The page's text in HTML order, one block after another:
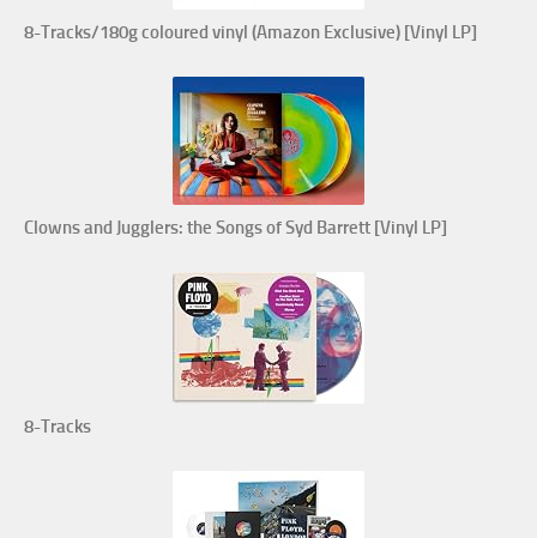
8-Tracks/180g coloured vinyl (Amazon Exclusive) [Vinyl LP]
Clowns and Jugglers: the Songs of Syd Barrett [Vinyl LP]
8-Tracks